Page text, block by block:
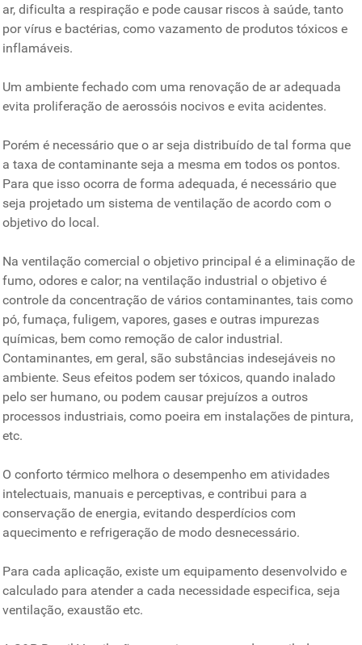
ar, dificulta a respiração e pode causar riscos à saúde, tanto
por vírus e bactérias, como vazamento de produtos tóxicos e
inflamáveis.
Um ambiente fechado com uma renovação de ar adequada
evita proliferação de aerossóis nocivos e evita acidentes.
Porém é necessário que o ar seja distribuído de tal forma que
a taxa de contaminante seja a mesma em todos os pontos.
Para que isso ocorra de forma adequada, é necessário que
seja projetado um sistema de ventilação de acordo com o
objetivo do local.
Na ventilação comercial o objetivo principal é a eliminação de
fumo, odores e calor; na ventilação industrial o objetivo é
controle da concentração de vários contaminantes, tais como
pó, fumaça, fuligem, vapores, gases e outras impurezas
químicas, bem como remoção de calor industrial.
Contaminantes, em geral, são substâncias indesejáveis no
ambiente. Seus efeitos podem ser tóxicos, quando inalado
pelo ser humano, ou podem causar prejuízos a outros
processos industriais, como poeira em instalações de pintura,
etc.
O conforto térmico melhora o desempenho em atividades
intelectuais, manuais e perceptivas, e contribui para a
conservação de energia, evitando desperdícios com
aquecimento e refrigeração de modo desnecessário.
Para cada aplicação, existe um equipamento desenvolvido e
calculado para atender a cada necessidade especifica, seja
ventilação, exaustão etc.